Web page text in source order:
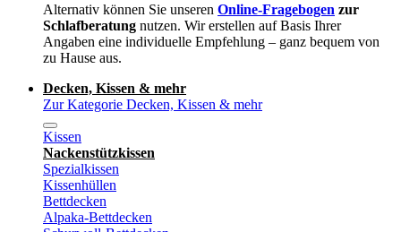
Alternativ können Sie unseren Online-Fragebogen zur
Schlafberatung nutzen. Wir erstellen auf Basis Ihrer
Angaben eine individuelle Empfehlung – ganz bequem von
zu Hause aus.
Decken, Kissen & mehr
Zur Kategorie Decken, Kissen & mehr
Kissen
Nackenstützkissen
Spezialkissen
Kissenhüllen
Bettdecken
Alpaka-Bettdecken